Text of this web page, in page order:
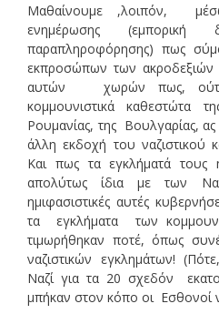
Μαθαίνουμε ,λοιπόν,
ενημέρωσης (εμπορική
παραπληροφόρησης) πως
εκπροσώπων των
αυτών χωρών πως,
κομμουνιστικά καθεστώτα
Ρουμανίας, της Βουλγαρίας,
άλλη εκδοχή του ναζιστικού
Και πως τα εγκλήματά
απολύτως ίδια με των
ημιφασιστικές αυτές
τα εγκλήματα των
τιμωρήθηκαν ποτέ, όπως
ναζιστικών εγκλημάτων!
Ναζί για τα 20 σχεδόν
μπήκαν στον κόπο οι Εσθονοί